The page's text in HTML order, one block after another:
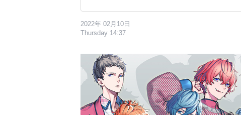
2022年 02月10日
Thursday 14:37